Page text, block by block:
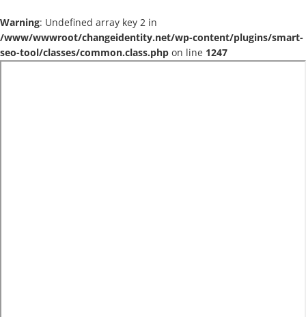
Warning: Undefined array key 2 in
/www/wwwroot/changeidentity.net/wp-content/plugins/smart-
seo-tool/classes/common.class.php on line 1247